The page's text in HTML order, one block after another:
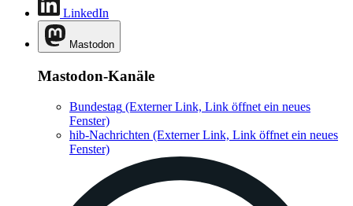
LinkedIn
Mastodon
Mastodon-Kanäle
Bundestag (Externer Link, Link öffnet ein neues
Fenster)
hib-Nachrichten (Externer Link, Link öffnet ein neues
Fenster)